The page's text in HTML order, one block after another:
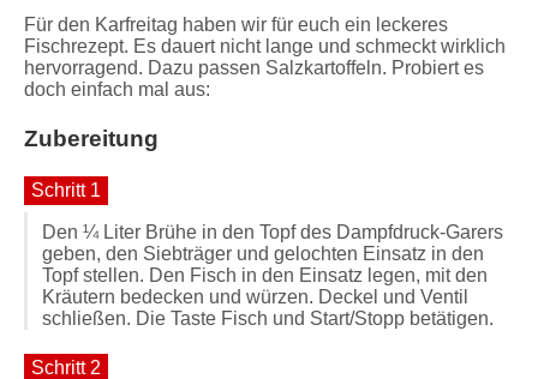
Für den Karfreitag haben wir für euch ein leckeres
Fischrezept. Es dauert nicht lange und schmeckt wirklich
hervorragend. Dazu passen Salzkartoffeln. Probiert es
doch einfach mal aus:
Zubereitung
Schritt 1
Den ¼ Liter Brühe in den Topf des Dampfdruck-Garers
geben, den Siebträger und gelochten Einsatz in den
Topf stellen. Den Fisch in den Einsatz legen, mit den
Kräutern bedecken und würzen. Deckel und Ventil
schließen. Die Taste Fisch und Start/Stopp betätigen.
Schritt 2